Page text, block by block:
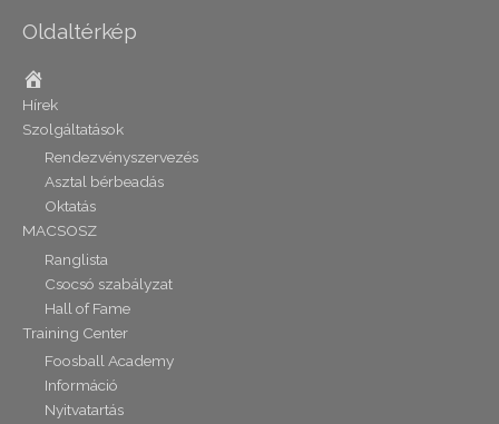
Oldaltérkép
Hírek
Szolgáltatások
Rendezvényszervezés
Asztal bérbeadás
Oktatás
MACSOSZ
Ranglista
Csocsó szabályzat
Hall of Fame
Training Center
Foosball Academy
Információ
Nyitvatartás